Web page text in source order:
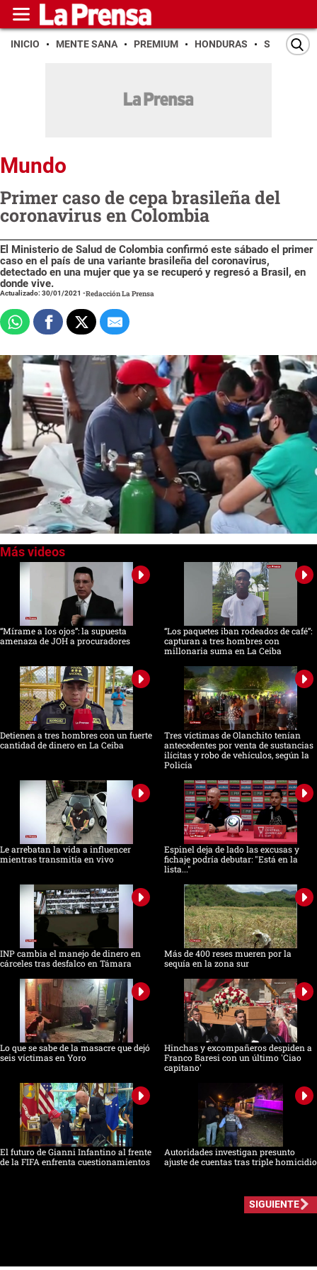
INICIO MENTE SANA PREMIUM HONDURAS SAN PEDRO
Mundo
Primer caso de cepa brasileña del
coronavirus en Colombia
El Ministerio de Salud de Colombia confirmó este sábado el primer
caso en el país de una variante brasileña del coronavirus,
detectado en una mujer que ya se recuperó y regresó a Brasil, en
donde vive.
Actualizado: 30/01/2021 -Redacción La Prensa
of
seconds
“Mírame a los ojos”: la supuesta
amenaza de JOH a procuradores
“Los paquetes iban rodeados de café”:
capturan a tres hombres con
millonaria suma en La Ceiba
Detienen a tres hombres con un fuerte
cantidad de dinero en La Ceiba
Tres víctimas de Olanchito tenían
antecedentes por venta de sustancias
ilícitas y robo de vehículos, según la
Policía
Le arrebatan la vida a influencer
mientras transmitía en vivo
Espinel deja de lado las excusas y
fichaje podría debutar: "Está en la
lista..."
INP cambia el manejo de dinero en
cárceles tras desfalco en Támara
Más de 400 reses mueren por la
sequía en la zona sur
Lo que se sabe de la masacre que dejó
seis víctimas en Yoro
Hinchas y excompañeros despiden a
Franco Baresi con un último 'Ciao
capitano'
El futuro de Gianni Infantino al frente
de la FIFA enfrenta cuestionamientos
Autoridades investigan presunto
ajuste de cuentas tras triple homicidio
SIGUIENTE